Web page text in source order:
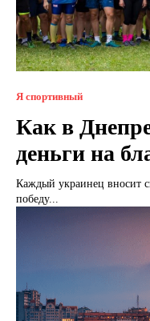
Я спортивный
Как в
деньги на
Каждый украинец вносит
победу...